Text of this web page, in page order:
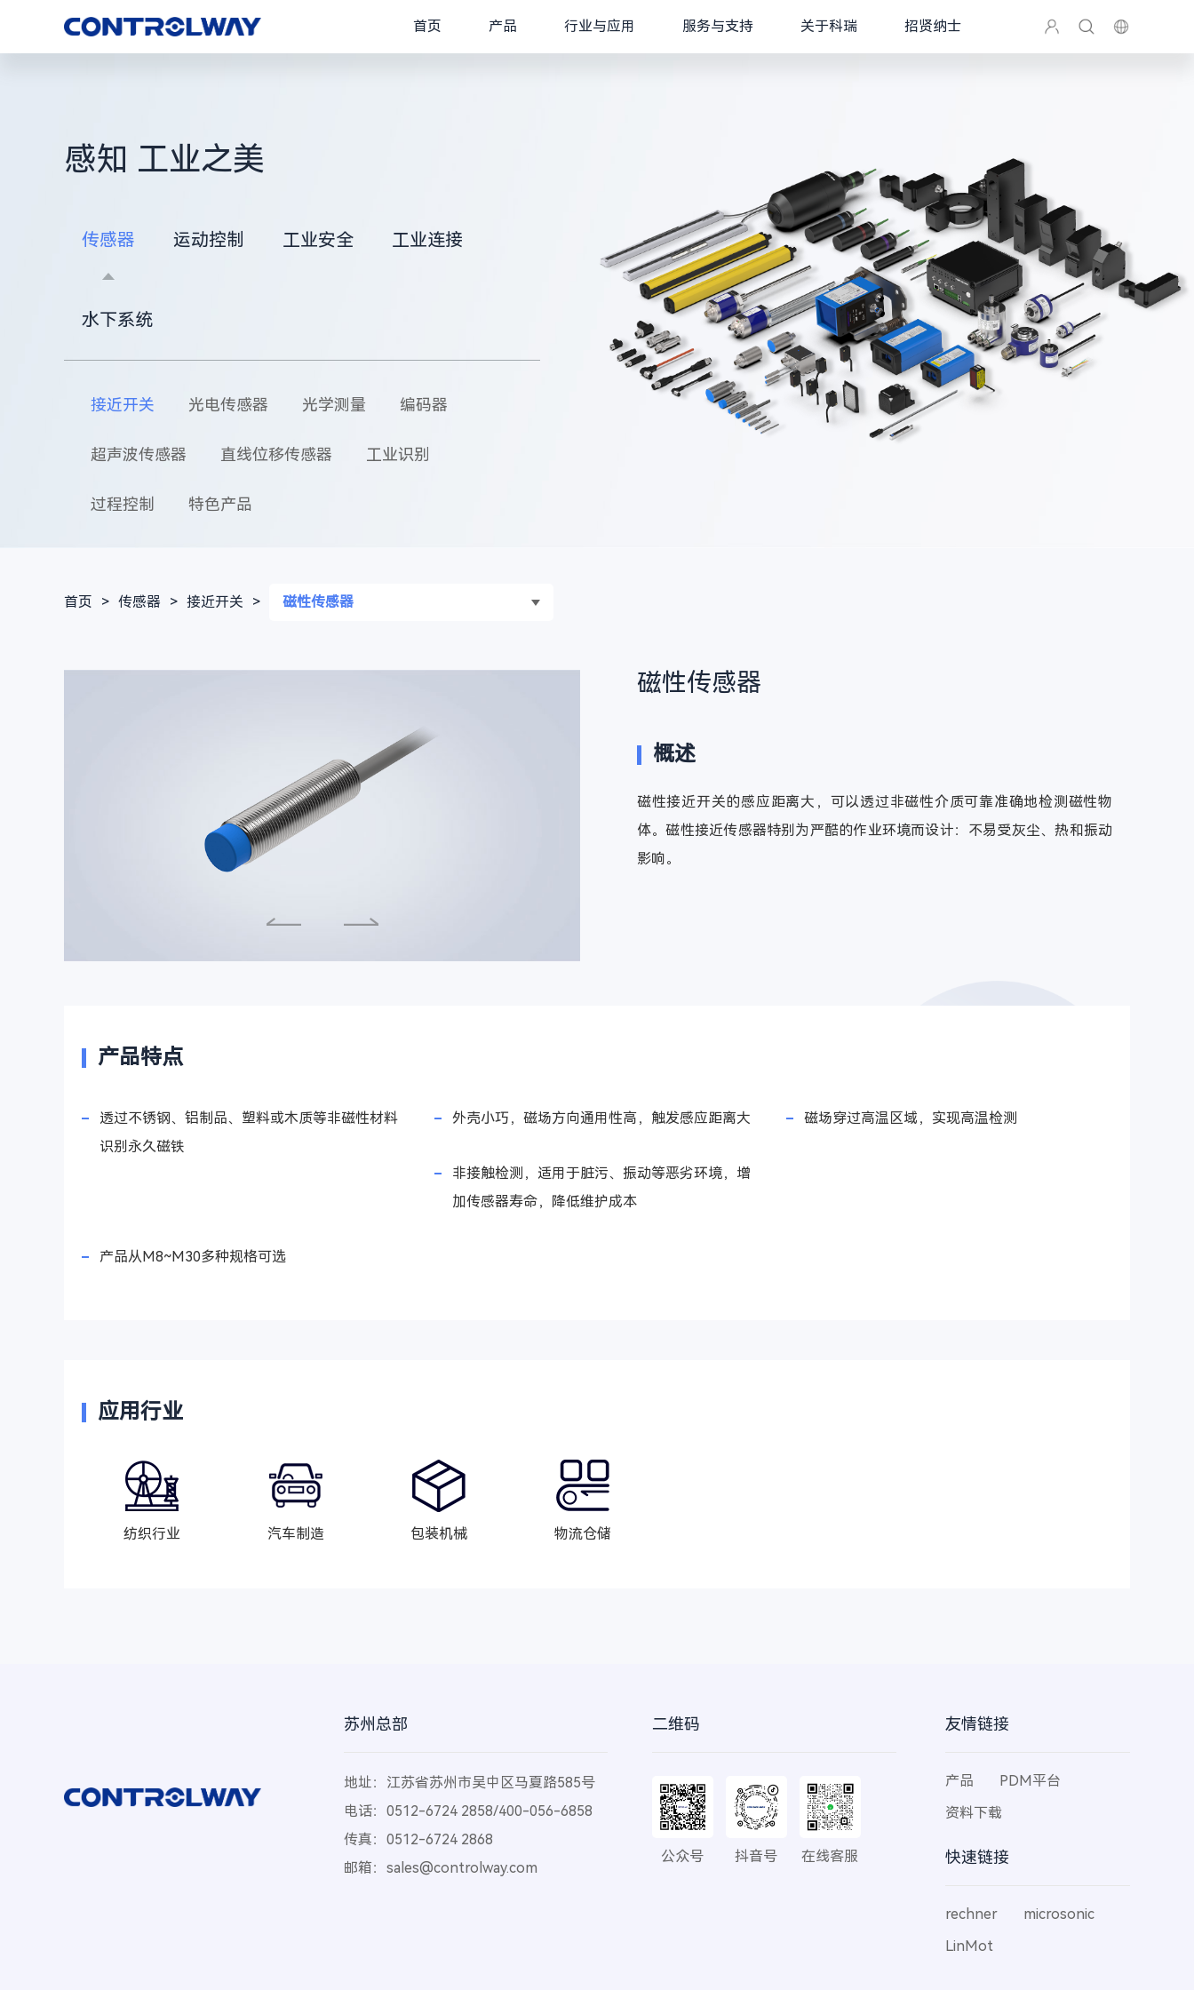
首页 产品 行业与应用 服务与支持 关于科瑞 招贤纳士
感知 工业之美
传感器 运动控制 工业安全 工业连接
水下系统
接近开关 光电传感器 光学测量 编码器
超声波传感器 直线位移传感器 工业识别
过程控制 特色产品
首页 > 传感器 > 接近开关 > 磁性传感器
磁性传感器
概述
磁性接近开关的感应距离大，可以透过非磁性介质可靠准确地检测磁性物
体。磁性接近传感器特别为严酷的作业环境而设计：不易受灰尘、热和振动
影响。
产品特点
透过不锈钢、铝制品、塑料或木质等非磁性材料
识别永久磁铁
外壳小巧，磁场方向通用性高，触发感应距离大 磁场穿过高温区域，实现高温检测
非接触检测，适用于脏污、振动等恶劣环境，增
加传感器寿命，降低维护成本
产品从M8~M30多种规格可选
应用行业
纺织行业 汽车制造 包装机械 物流仓储
苏州总部
地址：江苏省苏州市吴中区马夏路585号
电话：0512-6724 2858/400-056-6858
传真：0512-6724 2868
邮箱： sales@controlway.com
二维码
公众号 抖音号 在线客服
友情链接
产品
PDM平台
资料下载
快速链接
rechner
microsonic
LinMot